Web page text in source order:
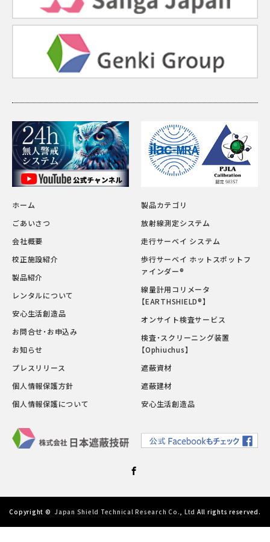
ホーム
ごあいさつ
会社概要
校正施設紹介
製品紹介
レンタルについて
安心生活創造品
お問合せ・お申込み
お知らせ
プレスリリース
個人情報保護方針
個人情報保護について
製品カテゴリ
放射線測定システム
走行サーベイ システム
歩行サーベイ ホットスポットフ
ァインダー®
線量計用コリメータ
【EARTHSHIELD®】
オンサイト検査サービス
検査・スクリーニング装置
【Ophiuchus】
遮蔽資材
遮蔽建材
安心生活創造品
Copyright © Japan Shield Technical Research Co., Ltd All rights reserved.